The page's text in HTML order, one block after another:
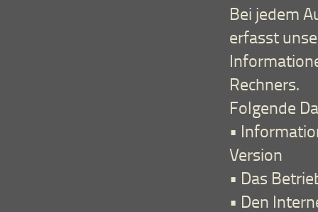
Bei jedem
erfasst
Rechners.
Folgende
•
Version
• Das
• Den